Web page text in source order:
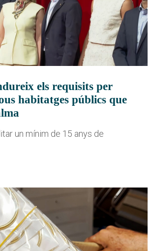
els requisits per
habitatges públics que
un mínim de 15 anys de